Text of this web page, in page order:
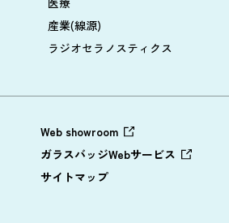
産業(線源)
ラジオセラノスティクス
Web showroom
ガラスバッジWebサービス
サイトマップ